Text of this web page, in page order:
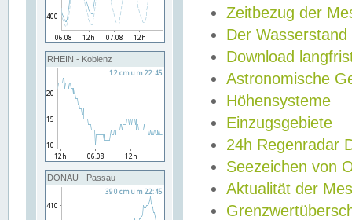
RHEIN - Koblenz
DONAU - Passau
Zeitbezug der
Der Wasserstand
Download
Astronomische
Höhensysteme
Einzugsgebiete
24h Regenradar
Seezeichen von
Aktualität der